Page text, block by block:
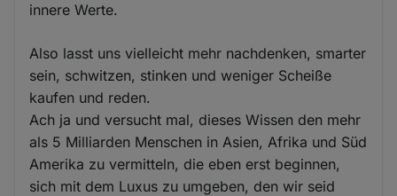
innere Werte.
Also lasst uns vielleicht mehr nachdenken, smarter
sein, schwitzen, stinken und weniger Scheiße
kaufen und reden.
Ach ja und versucht mal, dieses Wissen den mehr
als 5 Milliarden Menschen in Asien, Afrika und Süd
Amerika zu vermitteln, die eben erst beginnen,
sich mit dem Luxus zu umgeben, den wir seid